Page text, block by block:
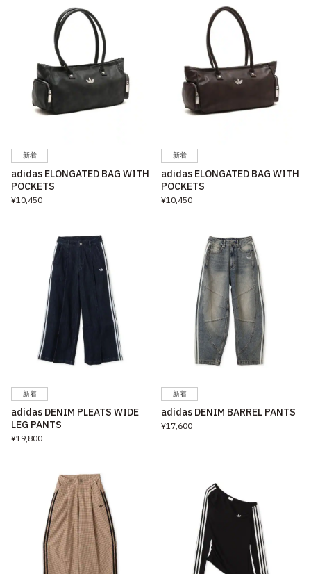
新着
adidas ELONGATED BAG WITH
POCKETS
¥10,450
新着
adidas ELONGATED BAG WITH
POCKETS
¥10,450
新着
adidas DENIM PLEATS WIDE
LEG PANTS
¥19,800
新着
adidas DENIM BARREL PANTS
¥17,600